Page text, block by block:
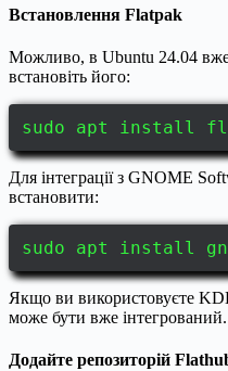
Встановлення Flatpak
Можливо, в Ubuntu 24.04
встановіть його:
sudo apt install
Для інтеграції з GNOME
встановити:
sudo apt install
Якщо ви використовуєте
може бути вже інтегрований.
Додайте репозиторій